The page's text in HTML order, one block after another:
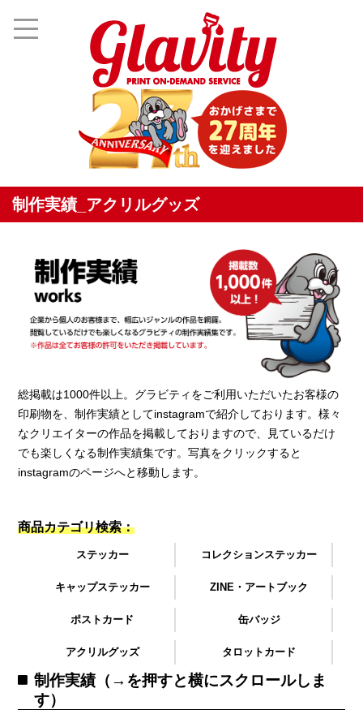
制作実績_アクリルグッズ
総掲載は1000件以上。グラビティをご利用いただいたお客様の
印刷物を、制作実績としてinstagramで紹介しております。様々
なクリエイターの作品を掲載しておりますので、見ているだけ
でも楽しくなる制作実績集です。写真をクリックすると
instagramのページへと移動します。
商品カテゴリ検索：
ステッカー コレクションステッカー
キャップステッカー ZINE・アートブック
ポストカード 缶バッジ
アクリルグッズ タロットカード
制作実績（→を押すと横にスクロールしま
す）